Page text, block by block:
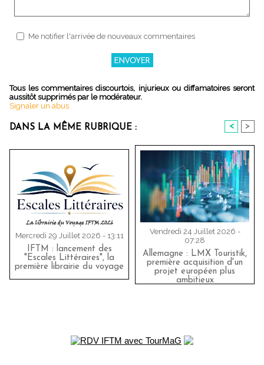
Me notifier l'arrivée de nouveaux commentaires
Tous les commentaires discourtois, injurieux ou diffamatoires seront
aussitôt supprimés par le modérateur.
Signaler un abus
DANS LA MÊME RUBRIQUE : < >
Mercredi 29 Juillet 2026 - 13:11
IFTM : lancement des
"Escales Littéraires", la
première librairie du voyage
Vendredi 24 Juillet 2026 -
07:28
Allemagne : LMX Touristik,
première acquisition d'un
projet européen plus
ambitieux